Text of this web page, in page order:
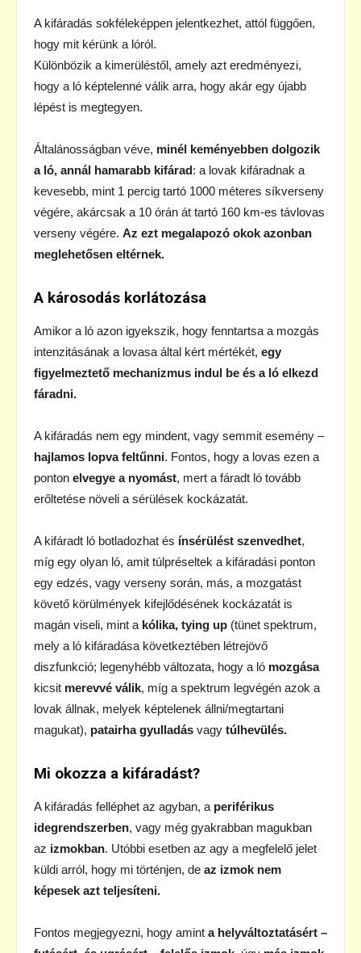
A kifáradás sokféleképpen jelentkezhet, attól függően,
hogy mit kérünk a lóról.
Különbözik a kimerüléstől, amely azt eredményezi,
hogy a ló képtelenné válik arra, hogy akár egy újabb
lépést is megtegyen.
Általánosságban véve, minél keményebben dolgozik
a ló, annál hamarabb kifárad: a lovak kifáradnak a
kevesebb, mint 1 percig tartó 1000 méteres síkverseny
végére, akárcsak a 10 órán át tartó 160 km-es távlovas
verseny végére. Az ezt megalapozó okok azonban
meglehetősen eltérnek.
A károsodás korlátozása
Amikor a ló azon igyekszik, hogy fenntartsa a mozgás
intenzitásának a lovasa által kért mértékét, egy
figyelmeztető mechanizmus indul be és a ló elkezd
fáradni.
A kifáradás nem egy mindent, vagy semmit esemény –
hajlamos lopva feltűnni. Fontos, hogy a lovas ezen a
ponton elvegye a nyomást, mert a fáradt ló tovább
erőltetése növeli a sérülések kockázatát.
A kifáradt ló botladozhat és ínsérülést szenvedhet,
míg egy olyan ló, amit túlpréseltek a kifáradási ponton
egy edzés, vagy verseny során, más, a mozgatást
követő körülmények kifejlődésének kockázatát is
magán viseli, mint a kólika, tying up (tünet spektrum,
mely a ló kifáradása következtében létrejövő
diszfunkció; legenyhébb változata, hogy a ló mozgása
kicsit merevvé válik, míg a spektrum legvégén azok a
lovak állnak, melyek képtelenek állni/megtartani
magukat), patairha gyulladás vagy túlhevülés.
Mi okozza a kifáradást?
A kifáradás felléphet az agyban, a periférikus
idegrendszerben, vagy még gyakrabban magukban
az izmokban. Utóbbi esetben az agy a megfelelő jelet
küldi arról, hogy mi történjen, de az izmok nem
képesek azt teljesíteni.
Fontos megjegyezni, hogy amint a helyváltoztatásért –